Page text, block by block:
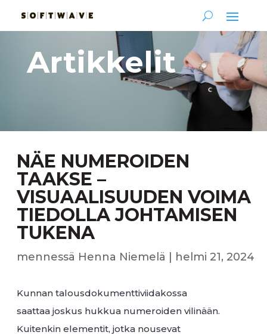
Artikkelit
NÄE NUMEROIDEN
TAAKSE –
VISUAALISUUDEN VOIMA
TIEDOLLA JOHTAMISEN
TUKENA
mennessä Henna Niemelä helmi 21, 2024
Kunnan talousdokumenttiviidakossa
saattaa joskus hukkua numeroiden vilinään.
Kuitenkin elementit, jotka nousevat